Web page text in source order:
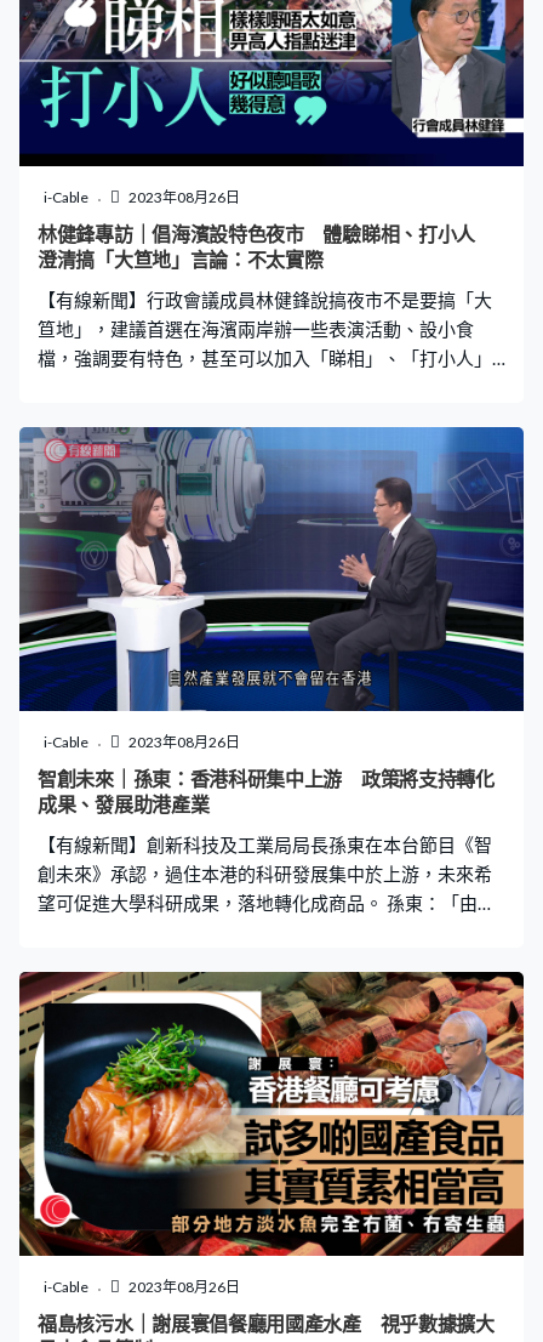
生產指定的垃圾膠袋。另外會安排數以千計售賣點，包括
屋苑內，相信市民購買不會有困難。
i-Cable 2023年08月26日
林健鋒專訪｜倡海濱設特色夜市 體驗睇相、打小人
澄清搞「大笪地」言論：不太實際
【有線新聞】行政會議成員林健鋒說搞夜市不是要搞「大
笪地」，建議首選在海濱兩岸辦一些表演活動、設小食
檔，強調要有特色，甚至可以加入「睇相」、「打小人」
有得傾》說前提是要有生意。「目前確實是淡靜的，如要
求商場多開數小時，有生意一定開，因可以分紅、分帳。
但如何吸引一些巿民，甚至遊客前往商場一定要花心思、
有一些新意。（你認為政府有甚麼可以再支援？）你說如
果每次也是派發消費券，受益的只會是社會一部分，有可
能未必完全合適。反而政府如何用其資源來搞活社區的活
動，我覺得更加實際。」 他較早前建議過「大笪地」式市
集，他澄清那是他的童年回憶，認為在西九、維港兩岸辦
特色夜市更可行。行政會議成員林健鋒：「『大笪地』需
要一幅很大的地方，很老實說，如有如此大的地方，不如
用作興建簡約公屋，是嗎？不是太實際，但夜市可以找一
些可用的地方。會展對出也可以用來舉辦這些活動，例如
一些表演、簡單的、香港知名的（小食）例如龍鬚糖、魚
試，聽聽他們說甚麼。現時很多事不如意，讓『高人』指
i-Cable 2023年08月26日
智創未來｜孫東：香港科研集中上游 政策將支持轉化
成果、發展助港產業
【有線新聞】創新科技及工業局局長孫東在本台節目《智
創未來》承認，過住本港的科研發展集中於上游，未來希
望可促進大學科研成果，落地轉化成商品。 孫東：「由於
深圳、到了大灣區其他地方，自然產業發展就不會留在香
港。本屆政府明確提出我們要上、中、下游協調發展，既
要有上游技術科研，又要有中游的成果產化，同時也要有
下游的產業發展，這樣的思路。所以決定未來我們產業發
展方面必然會有一個非常支持的政策，但眾所周知的原
因，在香港我們搞科技產業不可能甚麼都做，一定要選擇
一些能夠對香港未來發展更有幫助的產業。」
i-Cable 2023年08月26日
福島核污水｜謝展寰倡餐廳用國產水產 視乎數據擴大